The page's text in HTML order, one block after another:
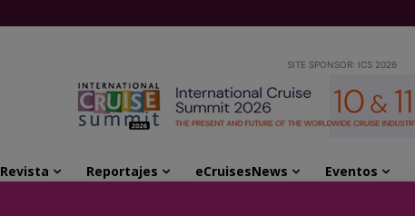
SITE SPONSOR: ICS 2026
Revista Reportajes eCruisesNews Eventos